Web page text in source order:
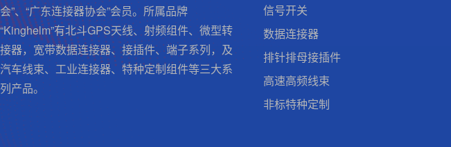
会”、“广东连接器协会”会员。所属品牌
“Kinghelm”有北斗GPS天线、射频组件、微型转
接器，宽带数据连接器、接插件、端子系列，及
汽车线束、工业连接器、特种定制组件等三大系
列产品。
信号开关
数据连接器
排针排母接插件
高速高频线束
非标特种定制